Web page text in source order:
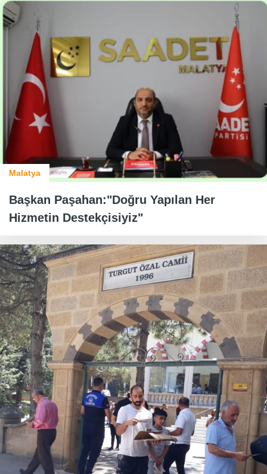
Malatya
Başkan Paşahan:"Doğru Yapılan Her
Hizmetin Destekçisiyiz"